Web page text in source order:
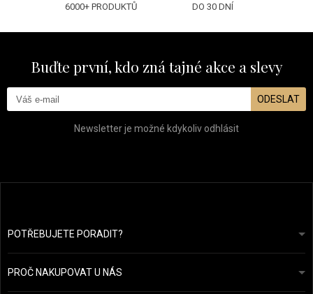
6000+ PRODUKTŮ
DO 30 DNÍ
Buďte první, kdo zná tajné akce a slevy
ODESLAT
Newsletter je možné kdykoliv odhlásit
POTŘEBUJETE PORADIT?info@prozdravevlasy.cz
Odpovíme do 24 hodin.
PROČ NAKUPOVAT U NÁS
Obchodní podmínky
Ochrana osobních údajů
Náš příběh